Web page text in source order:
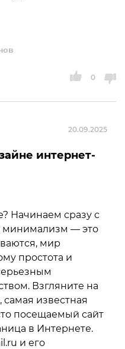
0
20.09.2025
интернет-
Начинаем сразу с
минимализм — это
мир
простота и
Взгляните на
известная
посещаемый сайт
в Интернете.
и его